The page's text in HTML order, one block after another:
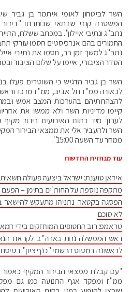
השר לביטחון לאומי איתמר בן גביר
המשטרה קובי שבתאי שכותרתו
נתב"ג ונתיבי איילון". במכתב ששלח,
החמורים בהם אנרכיסטים חסמו עורקי
נתב"ג למשך זמן רב, חסמו את נתיבי
הסדר הציבורי, איימו על שלום הציבור
השר בן גביר הדגיש כי השוטרים פעלו
לכאורה ממ"ז תל אביב, ממ"ז מרכז וראש
להצהרותיהם בהערכות המצב אמש
קיימו מדיניות השר ולא ממשו את
לערוך מיד בתום האירועים בירור
השר ולהעביר אלי את ממצאי הבירור
ממחר עד השעה 15:00".
עוד מבחזית החדשות
איראן טוענת: ישראל ביצעה פעולה
מתקפה נוספת על החות'ים בתימן – הפעם
הפסגה בקטאר: נתניהו מתעקש להישאר
לא סוכם
טראמפ: רוב החטופים המוחזקים בידי
ראש הממשלה נחת בארה"ב לקראת
לראשונה במטוס הרשמי "כנף ציון"
"עם קבלת ממצאי הבירור המקיף
ממ"ז ומפקד אגף התנועה כמו גם